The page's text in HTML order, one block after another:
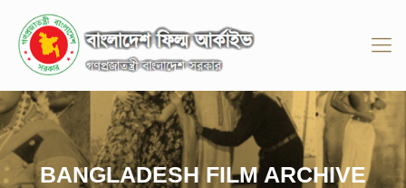
BANGLADESH FILM ARCHIVE